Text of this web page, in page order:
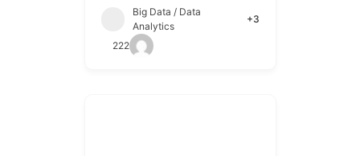
Big Data / Data
Analytics
+3
222